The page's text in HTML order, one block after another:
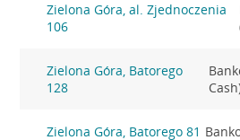
Zielona Góra, al. Zjednoczenia
106
Zielona Góra, Batorego
128
Zielona Góra, Batorego 81